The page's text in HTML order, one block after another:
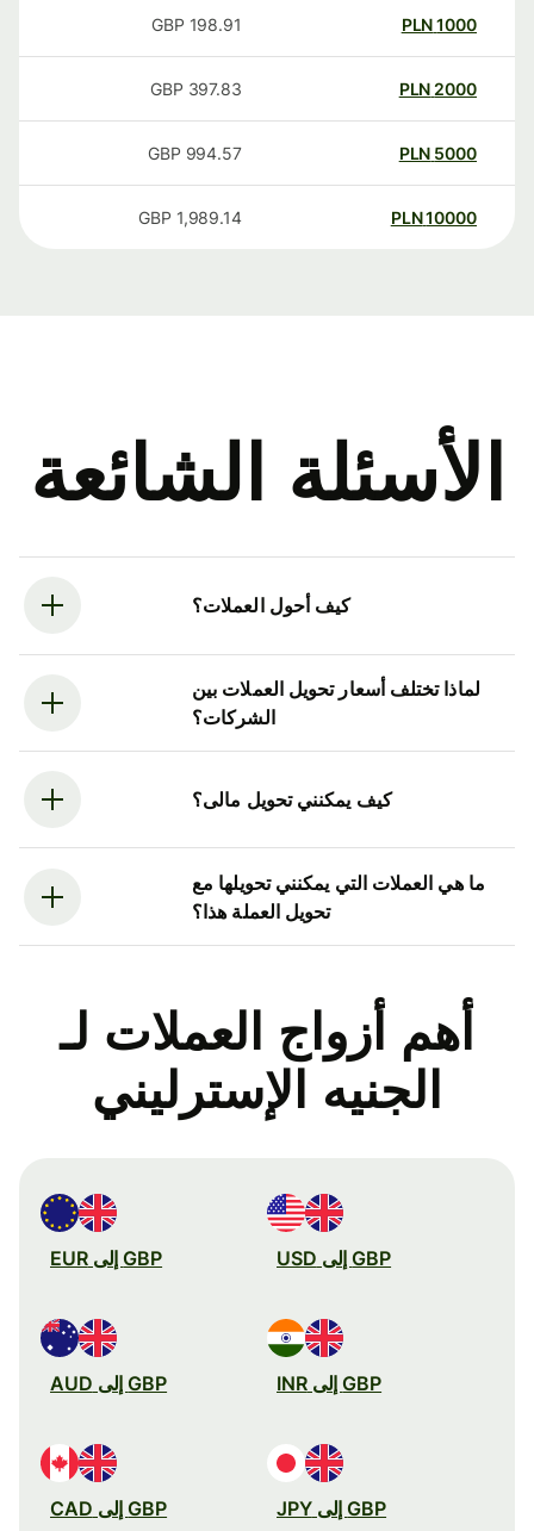
1000
PLN
198.91
GBP
2000
PLN
397.83
GBP
5000
PLN
994.57
GBP
10000
PLN
1,989.14
GBP
الأسئلة الشائعة
كيف أحول العملات؟
لماذا تختلف أسعار تحويل العملات بين
الشركات؟
كيف يمكنني تحويل مالى؟
ما هي العملات التي يمكنني تحويلها مع
تحويل العملة هذا؟
أهم أزواج العملات لـ
الجنيه الإسترليني
GBP إلى USD GBP إلى EUR
GBP إلى INR GBP إلى AUD
GBP إلى JPY GBP إلى CAD